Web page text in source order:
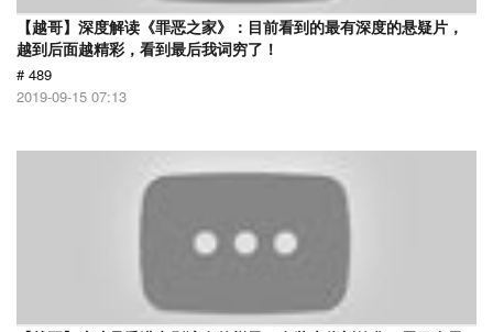
【越哥】深度解读《罪恶之家》：目前看到的最有深度的悬疑片，
越到后面越精彩，看到最后我词穷了！
# 489
2019-09-15 07:13